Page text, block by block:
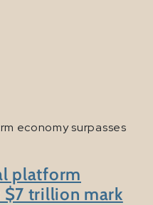
economy surpasses
platform
$7 trillion mark